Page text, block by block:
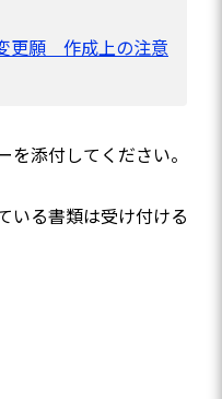
更願 作成上の注意
添付してください。
いる書類は受け付ける